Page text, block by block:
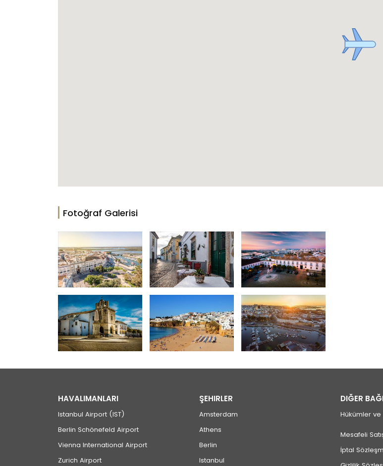
Fotoğraf Galerisi
HAVALIMANLARI
Istanbul Airport (IST)
Berlin Schönefeld Airport
Vienna International Airport
Zurich Airport
ŞEHIRLER
Amsterdam
Athens
Berlin
Istanbul
DIĞER
Hükümler ve
Mesafeli
İptal